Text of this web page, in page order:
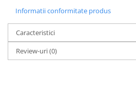
Informatii conformitate produs
Caracteristici
Review-uri(0)